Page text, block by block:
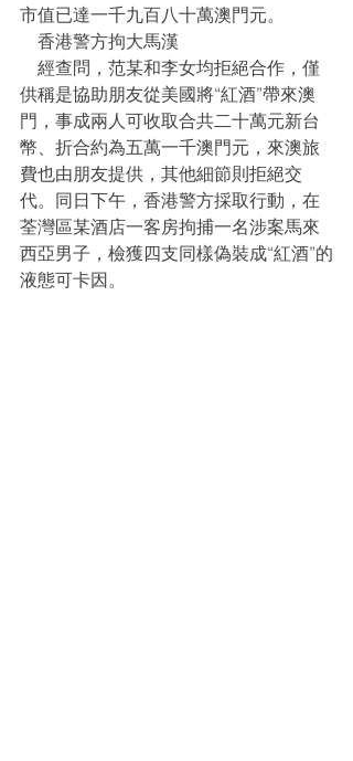
市值已達一千九百八十萬澳門元。
香港警方拘大馬漢
經查問，范某和李女均拒絕合作，僅
供稱是協助朋友從美國將“紅酒”帶來澳
門，事成兩人可收取合共二十萬元新台
幣、折合約為五萬一千澳門元，來澳旅
費也由朋友提供，其他細節則拒絕交
代。同日下午，香港警方採取行動，在
荃灣區某酒店一客房拘捕一名涉案馬來
西亞男子，檢獲四支同樣偽裝成“紅酒”的
液態可卡因。